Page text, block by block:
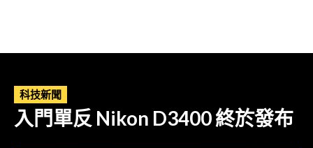
科技新聞
入門單反 Nikon D3400 終於發布